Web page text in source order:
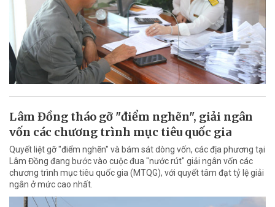
Lâm Đồng tháo gỡ "điểm nghẽn", giải ngân
vốn các chương trình mục tiêu quốc gia
Quyết liệt gỡ "điểm nghẽn" và bám sát dòng vốn, các địa phương tại
Lâm Đồng đang bước vào cuộc đua "nước rút" giải ngân vốn các
chương trình mục tiêu quốc gia (MTQG), với quyết tâm đạt tỷ lệ giải
ngân ở mức cao nhất.